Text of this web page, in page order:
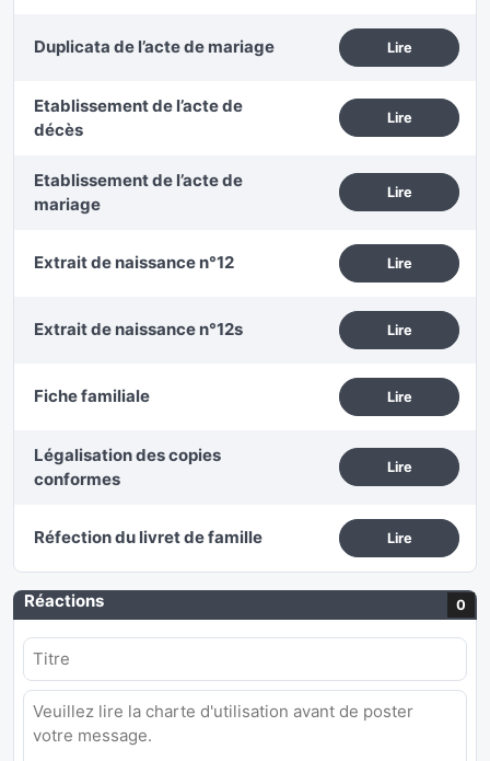
Duplicata de l’acte de mariage Lire
Etablissement de l’acte de
décès
Lire
Etablissement de l’acte de
mariage
Lire
Extrait de naissance n°12 Lire
Extrait de naissance n°12s Lire
Fiche familiale Lire
Légalisation des copies
conformes
Lire
Réfection du livret de famille Lire
Réactions 0